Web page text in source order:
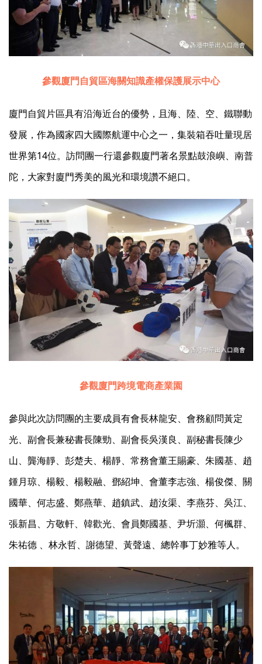
參觀廈門自貿區海關知識產權保護展示中心
廈門自貿片區具有沿海近台的優勢，且海、陸、空、鐵聯動
發展，作為國家四大國際航運中心之一，集裝箱吞吐量現居
世界第14位。訪問團一行還參觀廈門著名景點鼓浪嶼、南普
陀，大家對廈門秀美的風光和環境讚不絕口。
參觀廈門跨境電商產業園
參與此次訪問團的主要成員有會長林龍安、會務顧問黃定
光、副會長兼秘書長陳勁、副會長吳漢良、副秘書長陳少
山、龔海靜、彭楚夫、楊靜、常務會董王賜豪、朱國基、趙
鍾月琼、楊毅、楊毅融、鄧紹坤、會董李志強、楊俊傑、關
國華、何志盛、鄭燕華、趙鎮武、趙汝渠、李燕芬、吳江、
張新昌、方敬軒、韓歡光、會員鄭國基、尹圻灝、何楓群、
朱祐德 、林永哲、謝德望、黃聲遠、總幹事丁妙雅等人。